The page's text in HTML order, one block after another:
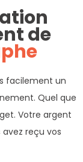
de
facilement un
Quel que
Votre argent
reçu vos